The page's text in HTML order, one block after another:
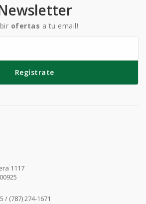
ofertas a tu email!
Regístrate
1117
/ (787) 274-1671